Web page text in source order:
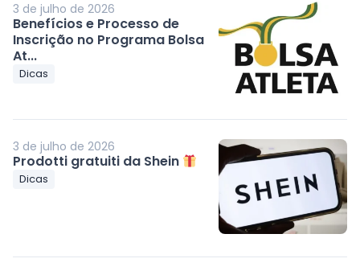
3 de julho de 2026
Benefícios e Processo de
Inscrição no Programa Bolsa
At...
Dicas
3 de julho de 2026
Prodotti gratuiti da Shein
Dicas